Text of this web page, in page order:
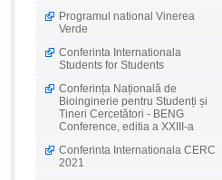
Programul national Vinerea
Verde
Conferinta Internationala
Students for Students
Conferința Națională de
Bioinginerie pentru Studenți și
Tineri Cercetători - BENG
Conference, editia a XXIII-a
Conferinta Internationala CERC
2021